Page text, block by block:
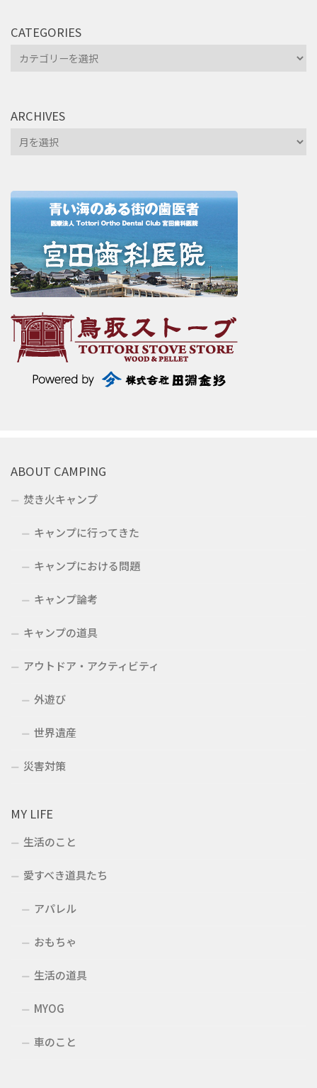
CATEGORIES
Categories
ARCHIVES
Archives
ABOUT CAMPING
焚き火キャンプ
キャンプに行ってきた
キャンプにおける問題
キャンプ論考
キャンプの道具
アウトドア・アクティビティ
外遊び
世界遺産
災害対策
MY LIFE
生活のこと
愛すべき道具たち
アパレル
おもちゃ
生活の道具
MYOG
車のこと